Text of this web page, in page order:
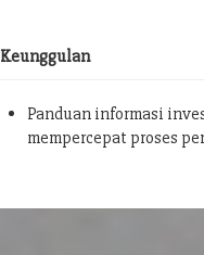
Keunggulan
Panduan informasi
mempercepat proses